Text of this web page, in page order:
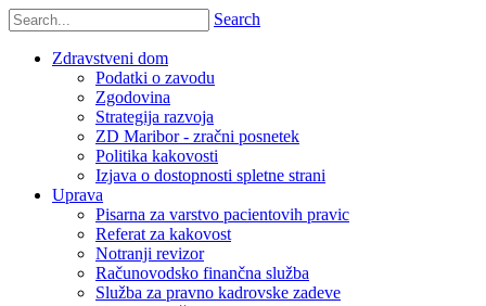
Search
Zdravstveni dom
Podatki o zavodu
Zgodovina
Strategija razvoja
ZD Maribor - zračni posnetek
Politika kakovosti
Izjava o dostopnosti spletne strani
Uprava
Pisarna za varstvo pacientovih pravic
Referat za kakovost
Notranji revizor
Računovodsko finančna služba
Služba za pravno kadrovske zadeve